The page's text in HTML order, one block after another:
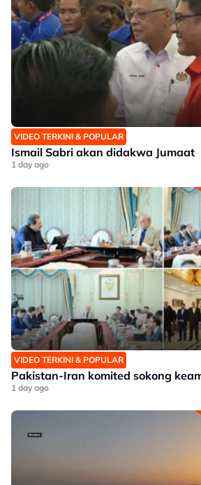
VIDEO TERKINI & POPULAR
Ismail Sabri akan didakwa Jumaat
1 day ago
VIDEO TERKINI & POPULAR
Pakistan-Iran komited sokong
1 day ago